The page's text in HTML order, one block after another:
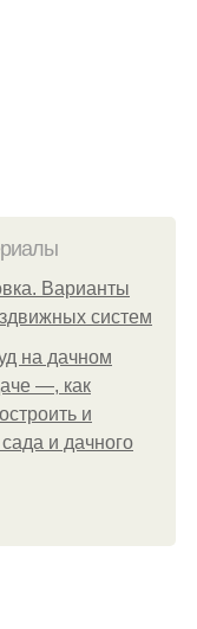
Варианты
систем
на дачном
—, как
и
и дачного